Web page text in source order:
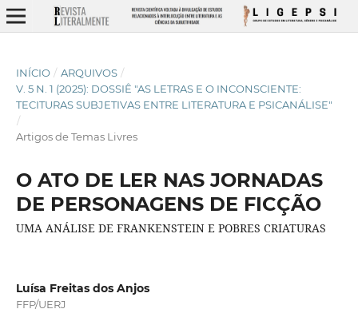
INÍCIO / ARQUIVOS /
V. 5 N. 1 (2025): DOSSIÊ "AS LETRAS E O INCONSCIENTE:
TECITURAS SUBJETIVAS ENTRE LITERATURA E PSICANÁLISE"
/
Artigos de Temas Livres
O ATO DE LER NAS JORNADAS
DE PERSONAGENS DE FICÇÃO
UMA ANÁLISE DE FRANKENSTEIN E POBRES CRIATURAS
Luísa Freitas dos Anjos
FFP/UERJ